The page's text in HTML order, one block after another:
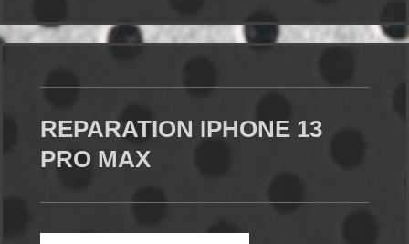
REPARATION IPHONE 13
PRO MAX